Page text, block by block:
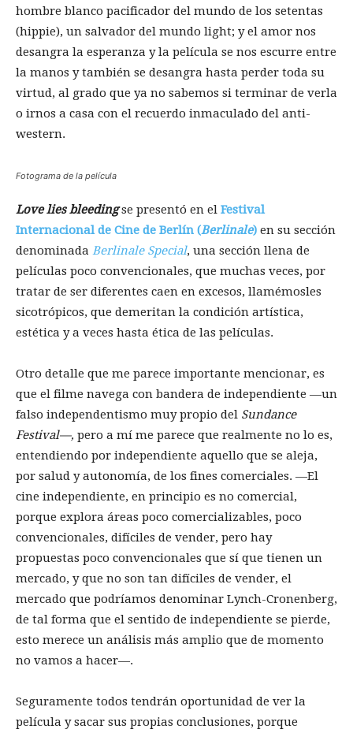
hombre blanco pacificador del mundo de los setentas
(hippie), un salvador del mundo light; y el amor nos
desangra la esperanza y la película se nos escurre entre
la manos y también se desangra hasta perder toda su
virtud, al grado que ya no sabemos si terminar de verla
o irnos a casa con el recuerdo inmaculado del anti-
western.
Fotograma de la película
Love lies bleedingse presentó en el Festival
Internacional de Cine de Berlín (Berlinale) en su sección
denominada Berlinale Special, una sección llena de
películas poco convencionales, que muchas veces, por
tratar de ser diferentes caen en excesos, llamémosles
sicotrópicos, que demeritan la condición artística,
estética y a veces hasta ética de las películas.
Otro detalle que me parece importante mencionar, es
que el filme navega con bandera de independiente —un
falso independentismo muy propio del Sundance
Festival—, pero a mí me parece que realmente no lo es,
entendiendo por independiente aquello que se aleja,
por salud y autonomía, de los fines comerciales. —El
cine independiente, en principio es no comercial,
porque explora áreas poco comercializables, poco
convencionales, difíciles de vender, pero hay
propuestas poco convencionales que sí que tienen un
mercado, y que no son tan difíciles de vender, el
mercado que podríamos denominar Lynch-Cronenberg,
de tal forma que el sentido de independiente se pierde,
esto merece un análisis más amplio que de momento
no vamos a hacer—.
Seguramente todos tendrán oportunidad de ver la
película y sacar sus propias conclusiones, porque